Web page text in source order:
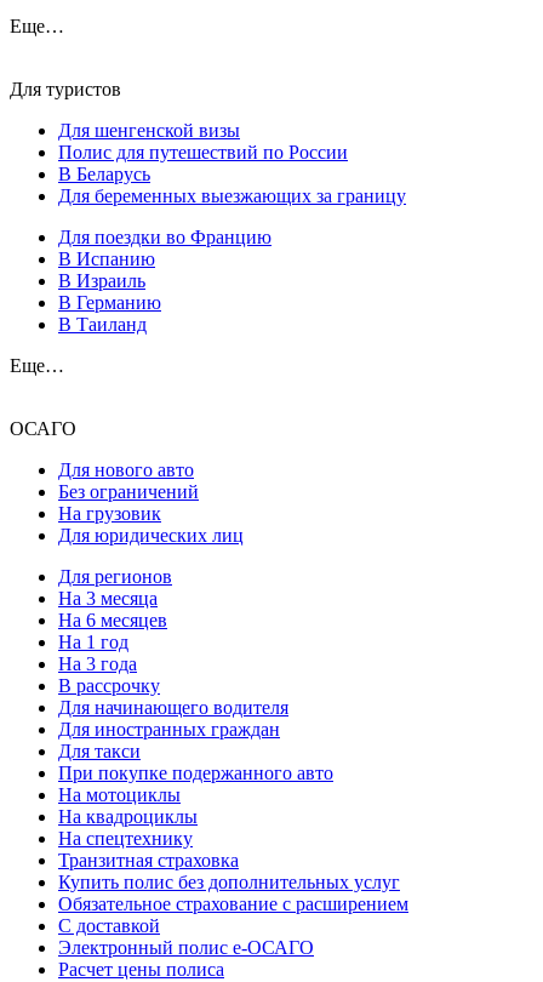
Еще…
Для туристов
Для шенгенской визы
Полис для путешествий по России
В Беларусь
Для беременных выезжающих за границу
Для поездки во Францию
В Испанию
В Израиль
В Германию
В Таиланд
Еще…
ОСАГО
Для нового авто
Без ограничений
На грузовик
Для юридических лиц
Для регионов
На 3 месяца
На 6 месяцев
На 1 год
На 3 года
В рассрочку
Для начинающего водителя
Для иностранных граждан
Для такси
При покупке подержанного авто
На мотоциклы
На квадроциклы
На спецтехнику
Транзитная страховка
Купить полис без дополнительных услуг
Обязательное страхование с расширением
С доставкой
Электронный полис е-ОСАГО
Расчет цены полиса